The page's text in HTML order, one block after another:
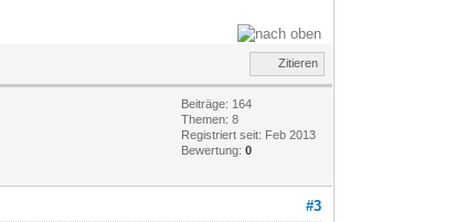
Zitieren
Beiträge: 164
Themen: 8
Registriert seit: Feb 2013
Bewertung:0
#3